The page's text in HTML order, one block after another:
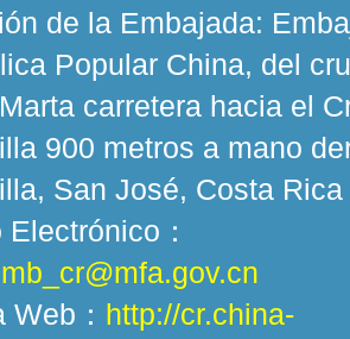
de la Embajada:
Popular China, del
carretera hacia el
900 metros a mano
San José, Costa Rica
Electrónico：
Web： http://cr.china-